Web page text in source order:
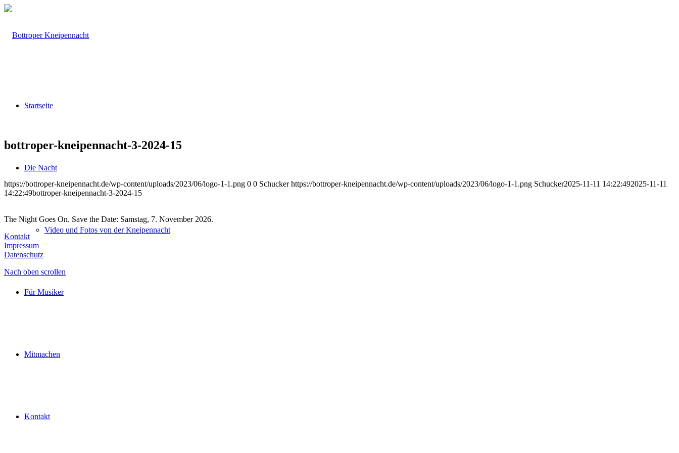
Startseite
Die Nacht
Video und Fotos von der Kneipennacht
Für Musiker
Mitmachen
Kontakt
bottroper-kneipennacht-3-2024-15
https://bottroper-kneipennacht.de/wp-content/uploads/2023/06/logo-1-1.png 0 0 Schucker https://bottroper-kneipennacht.de/wp-content/uploads/2023/06/logo-1-1.png Schucker2025-11-11 14:22:492025-11-11
14:22:49bottroper-kneipennacht-3-2024-15
The Night Goes On. Save the Date: Samstag, 7. November 2026.
Kontakt
Impressum
Datenschutz
Nach oben scrollen